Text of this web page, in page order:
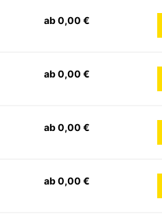
ab 0,00 €
ab 0,00 €
ab 0,00 €
ab 0,00 €